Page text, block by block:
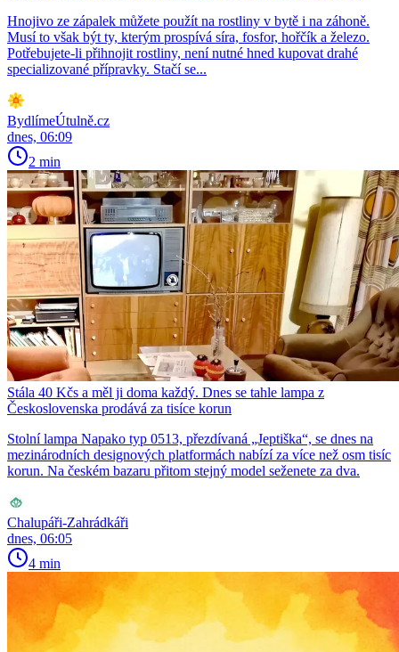
Hnojivo ze zápalek můžete použít na rostliny v bytě i na záhoně.
Musí to však být ty, kterým prospívá síra, fosfor, hořčík a železo.
Potřebujete-li přihnojit rostliny, není nutné hned kupovat drahé
specializované přípravky. Stačí se...
BydlímeÚtulně.cz
dnes, 06:09
2 min
Stála 40 Kčs a měl ji doma každý. Dnes se tahle lampa z
Československa prodává za tisíce korun
Stolní lampa Napako typ 0513, přezdívaná „Jeptiška“, se dnes na
mezinárodních designových platformách nabízí za více než osm tisíc
korun. Na českém bazaru přitom stejný model seženete za dva.
Chalupáři-Zahrádkáři
dnes, 06:05
4 min